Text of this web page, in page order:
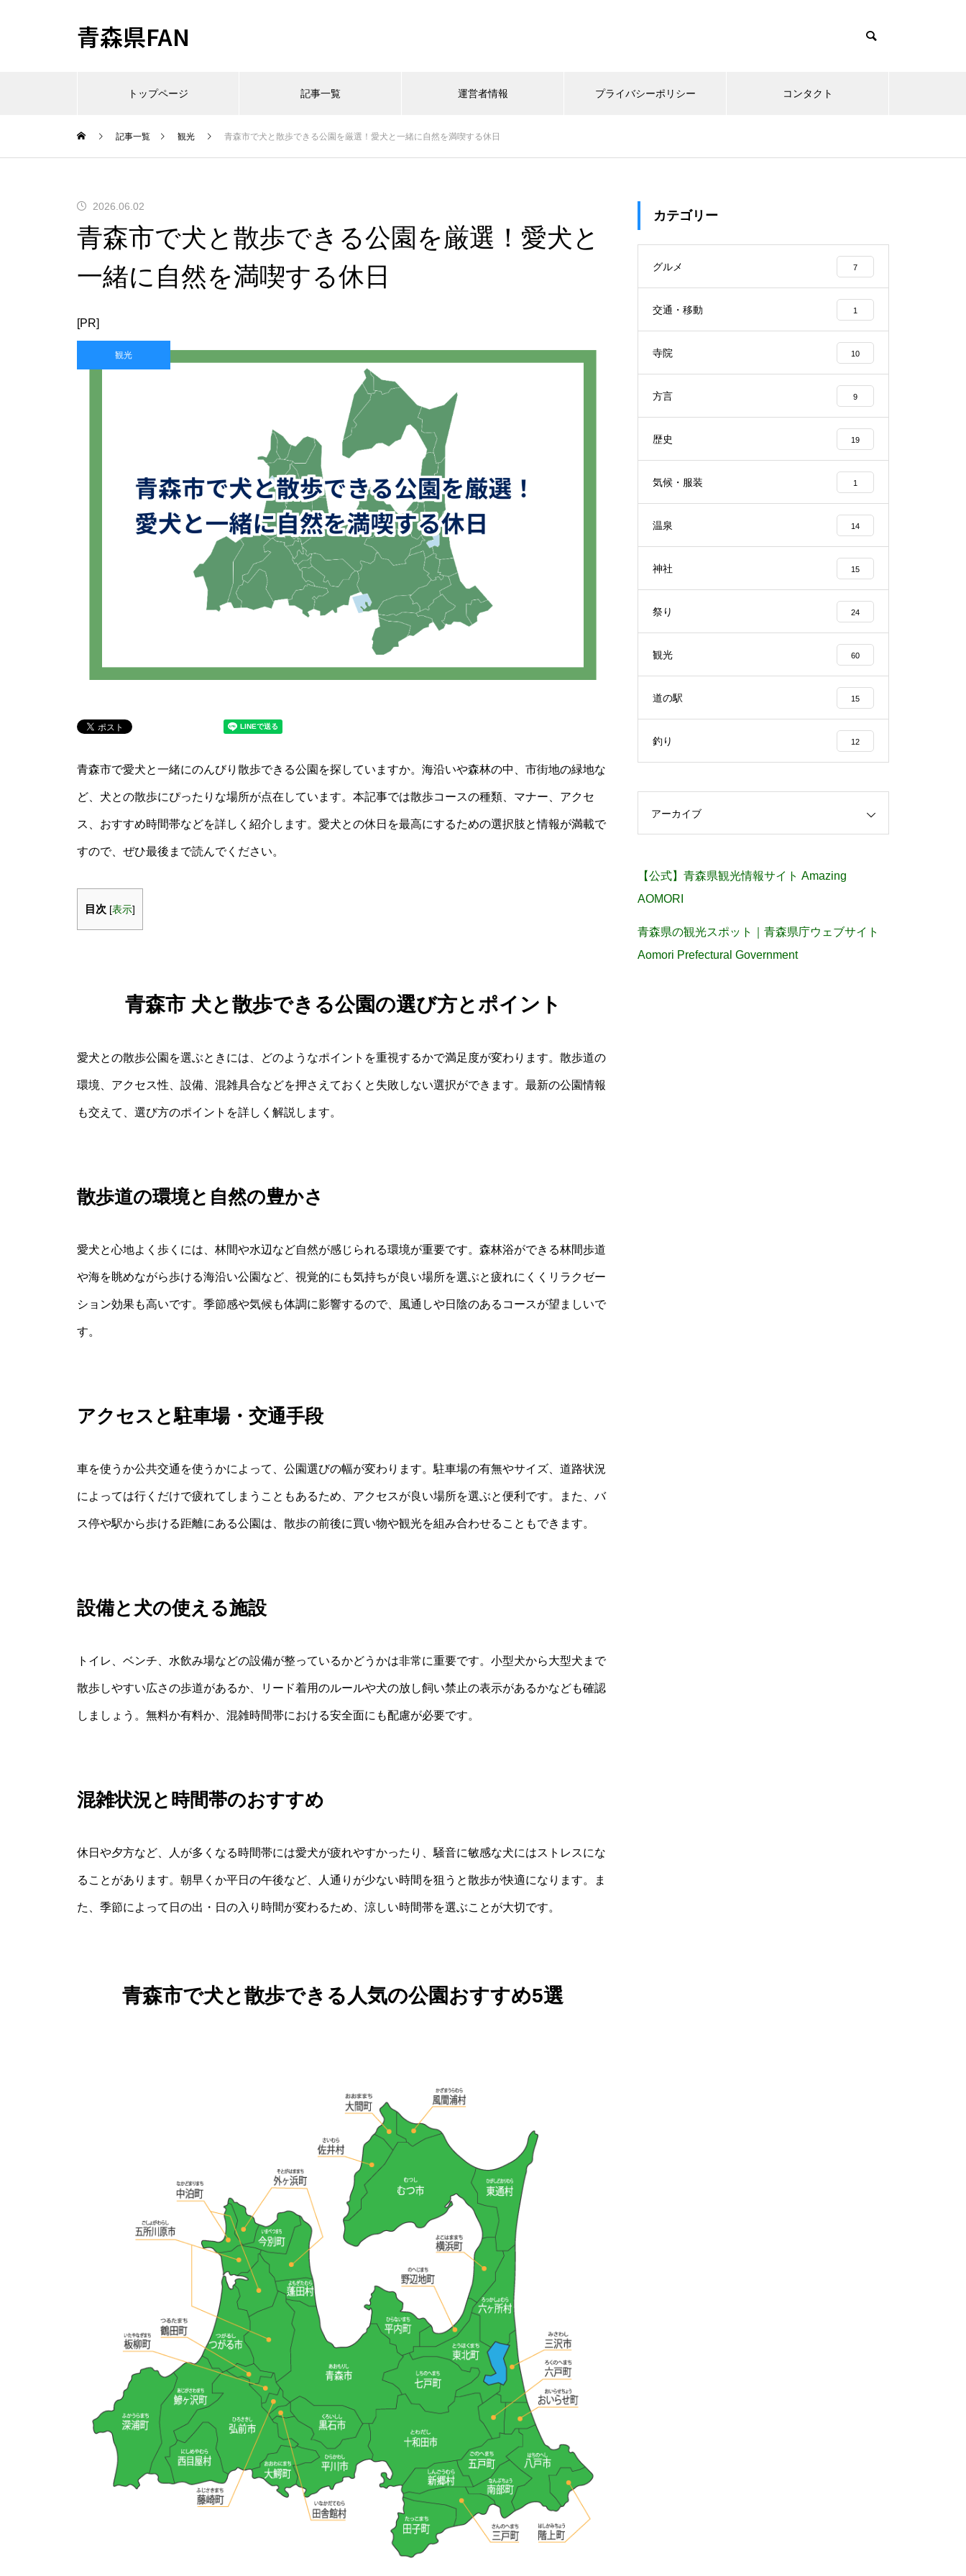
青森県FAN
トップページ 記事一覧 運営者情報 プライバシーポリシー コンタクト
記事一覧 観光 青森市で犬と散歩できる公園を厳選！愛犬と一緒に自然を満喫する休日
2026.06.02
青森市で犬と散歩できる公園を厳選！愛犬と
一緒に自然を満喫する休日
[PR]
観光
青森市で愛犬と一緒にのんびり散歩できる公園を探していますか。海沿いや森林の中、市街地の緑地な
ど、犬との散歩にぴったりな場所が点在しています。本記事では散歩コースの種類、マナー、アクセ
ス、おすすめ時間帯などを詳しく紹介します。愛犬との休日を最高にするための選択肢と情報が満載で
すので、ぜひ最後まで読んでください。
目次 [表示]
青森市 犬と散歩できる公園の選び方とポイント
愛犬との散歩公園を選ぶときには、どのようなポイントを重視するかで満足度が変わります。散歩道の
環境、アクセス性、設備、混雑具合などを押さえておくと失敗しない選択ができます。最新の公園情報
も交えて、選び方のポイントを詳しく解説します。
散歩道の環境と自然の豊かさ
愛犬と心地よく歩くには、林間や水辺など自然が感じられる環境が重要です。森林浴ができる林間歩道
や海を眺めながら歩ける海沿い公園など、視覚的にも気持ちが良い場所を選ぶと疲れにくくリラクゼー
ション効果も高いです。季節感や気候も体調に影響するので、風通しや日陰のあるコースが望ましいで
す。
アクセスと駐車場・交通手段
車を使うか公共交通を使うかによって、公園選びの幅が変わります。駐車場の有無やサイズ、道路状況
によっては行くだけで疲れてしまうこともあるため、アクセスが良い場所を選ぶと便利です。また、バ
ス停や駅から歩ける距離にある公園は、散歩の前後に買い物や観光を組み合わせることもできます。
設備と犬の使える施設
トイレ、ベンチ、水飲み場などの設備が整っているかどうかは非常に重要です。小型犬から大型犬まで
散歩しやすい広さの歩道があるか、リード着用のルールや犬の放し飼い禁止の表示があるかなども確認
しましょう。無料か有料か、混雑時間帯における安全面にも配慮が必要です。
混雑状況と時間帯のおすすめ
休日や夕方など、人が多くなる時間帯には愛犬が疲れやすかったり、騒音に敏感な犬にはストレスにな
ることがあります。朝早くか平日の午後など、人通りが少ない時間を狙うと散歩が快適になります。ま
た、季節によって日の出・日の入り時間が変わるため、涼しい時間帯を選ぶことが大切です。
青森市で犬と散歩できる人気の公園おすすめ5選
カテゴリー
グルメ 7
交通・移動 1
寺院 10
方言 9
歴史 19
気候・服装 1
温泉 14
神社 15
祭り 24
観光 60
道の駅 15
釣り 12
アーカイブ
【公式】青森県観光情報サイト Amazing
AOMORI
青森県の観光スポット｜青森県庁ウェブサイト
Aomori Prefectural Government